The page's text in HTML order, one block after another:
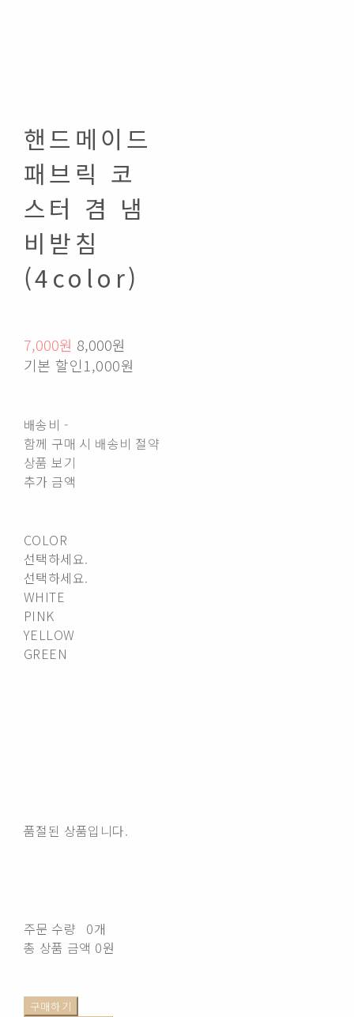
핸드메이드
패브릭 코
스터 겸 냄
비받침
(4color)
7,000원 8,000원
기본 할인1,000원
배송비 -
함께 구매 시 배송비 절약
상품 보기
추가 금액
COLOR
선택하세요.
선택하세요.
WHITE
PINK
YELLOW
GREEN
품절된 상품입니다.
주문 수량
0개
총 상품 금액 0원
구매하기